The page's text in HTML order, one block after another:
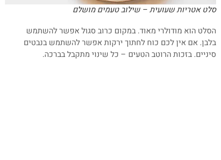
סלט אטריות שעועית – שילוב טעמים מושלם
הסלט הוא מודולרי מאוד. במקום כרוב סגול אפשר להשתמש
בלבן. אם אין לכם כוח לחתוך ירקות אפשר להשתמש בנבטים
סיניים. בזכות הרוטב הטעים – כל שינוי מתקבל בברכה.